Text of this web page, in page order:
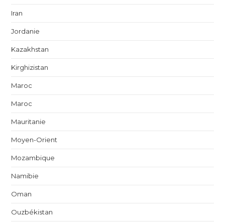
Iran
Jordanie
Kazakhstan
Kirghizistan
Maroc
Maroc
Mauritanie
Moyen-Orient
Mozambique
Namibie
Oman
Ouzbékistan